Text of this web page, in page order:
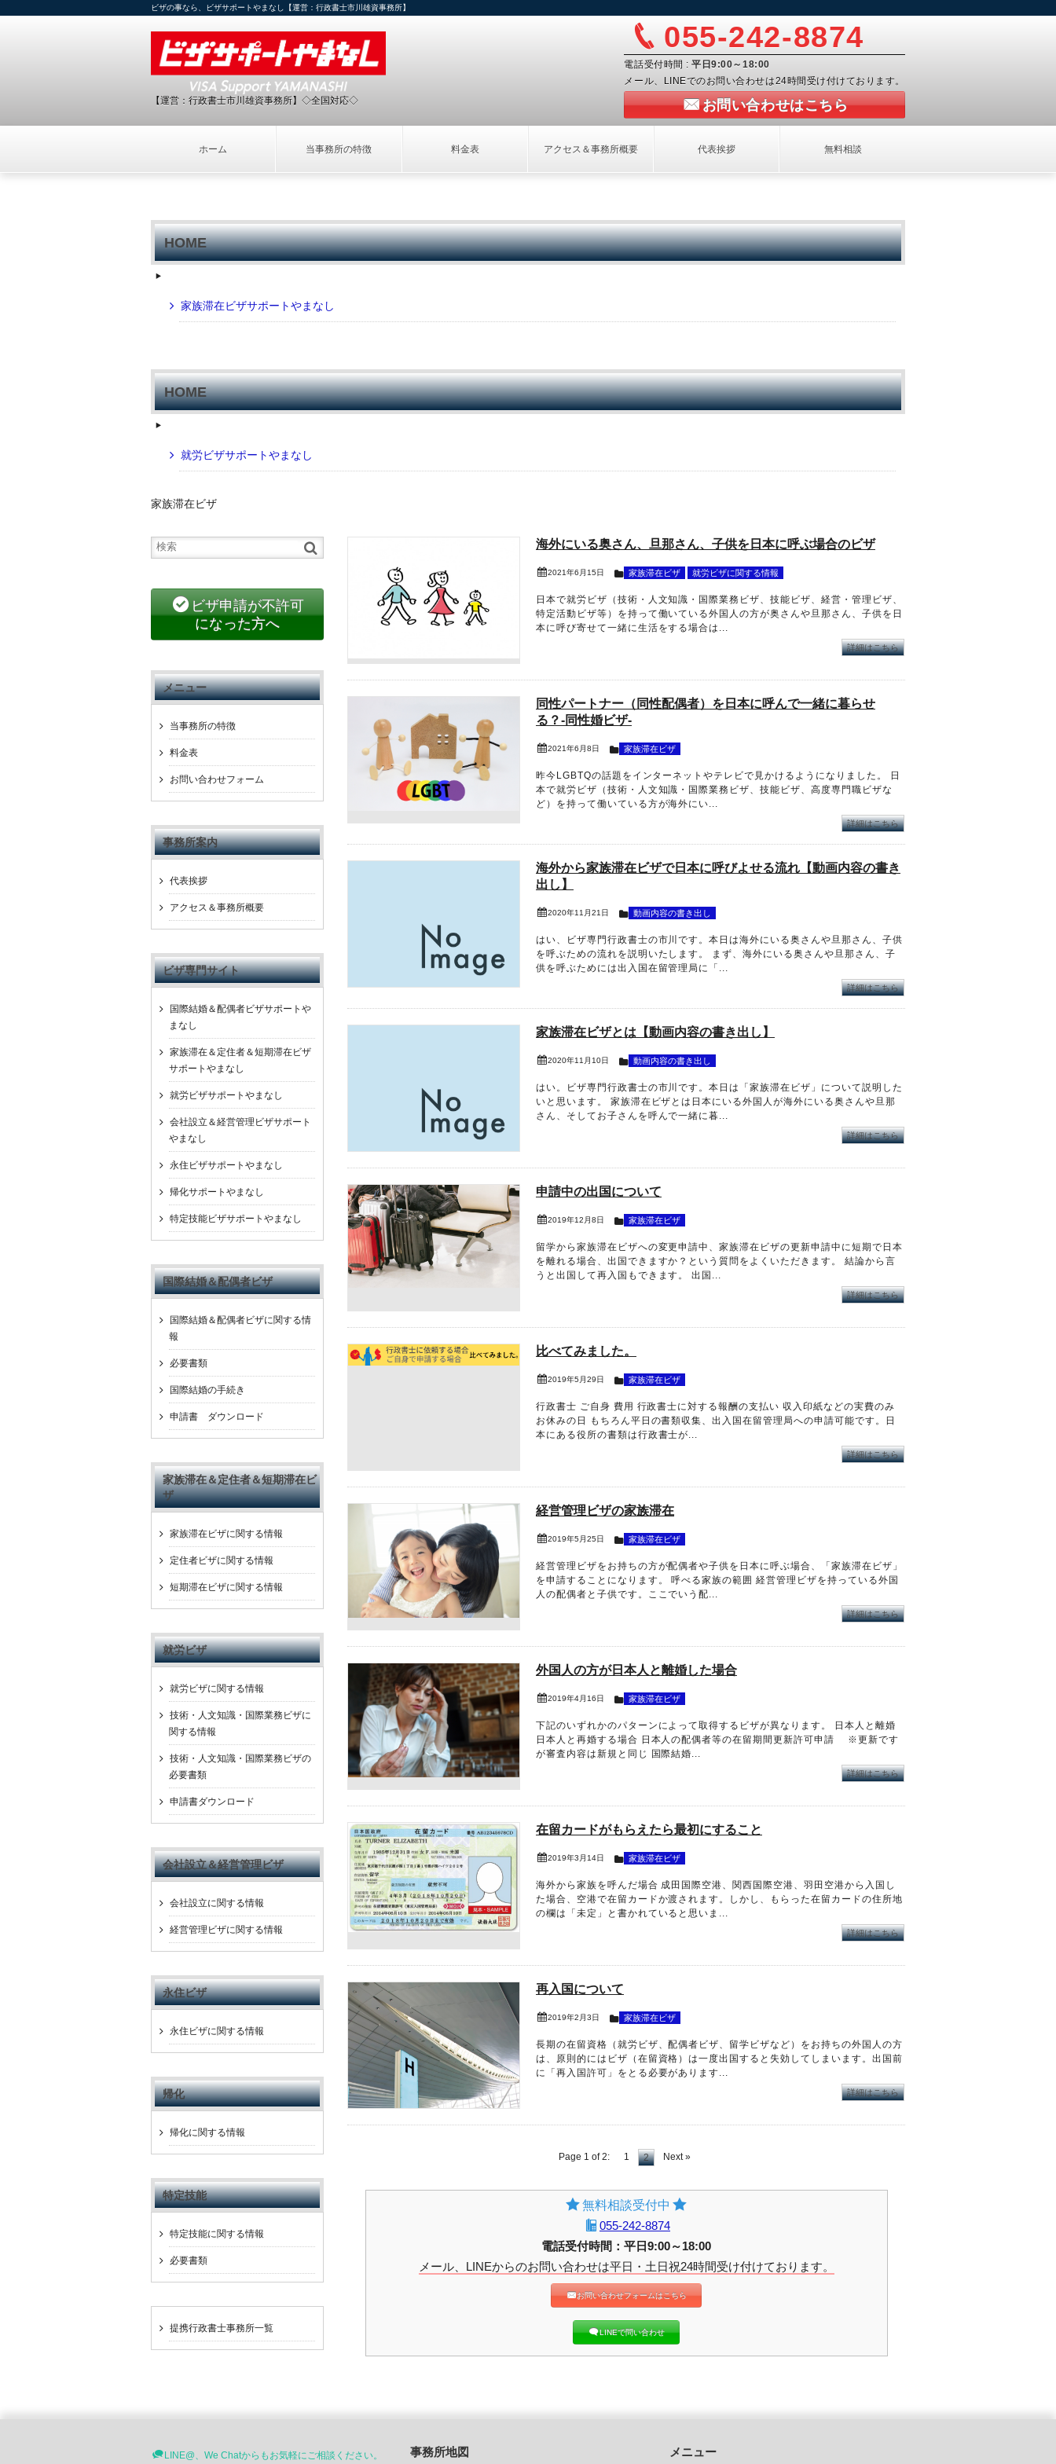
ビザの事なら、ビザサポートやまなし【運営：行政書士市川雄資事務所】
【運営：行政書士市川雄資事務所】◇全国対応◇
055-242-8874
電話受付時間 :平日9:00～18:00
メール、LINEでのお問い合わせは24時間受け付けております。
お問い合わせはこちら
ホーム 当事務所の特徴 料金表 アクセス＆事務所概要 代表挨拶 無料相談
HOME
家族滞在ビザサポートやまなし
HOME
就労ビザサポートやまなし
家族滞在ビザ
海外にいる奥さん、旦那さん、子供を日本に呼ぶ場合のビザ
2021年6月15日 家族滞在ビザ 就労ビザに関する情報
日本で就労ビザ（技術・人文知識・国際業務ビザ、技能ビザ、経営・管理ビザ、
特定活動ビザ等）を持って働いている外国人の方が奥さんや旦那さん、子供を日
本に呼び寄せて一緒に生活をする場合は...
詳細はこちら
同性パートナー（同性配偶者）を日本に呼んで一緒に暮らせ
る？-同性婚ビザ-
2021年6月8日 家族滞在ビザ
昨今LGBTQの話題をインターネットやテレビで見かけるようになりました。 日
本で就労ビザ（技術・人文知識・国際業務ビザ、技能ビザ、高度専門職ビザな
ど）を持って働いている方が海外にい...
詳細はこちら
海外から家族滞在ビザで日本に呼びよせる流れ【動画内容の書き
出し】
2020年11月21日 動画内容の書き出し
はい、ビザ専門行政書士の市川です。本日は海外にいる奥さんや旦那さん、子供
を呼ぶための流れを説明いたします。 まず、海外にいる奥さんや旦那さん、子
供を呼ぶためには出入国在留管理局に「...
詳細はこちら
家族滞在ビザとは【動画内容の書き出し】
2020年11月10日 動画内容の書き出し
はい。ビザ専門行政書士の市川です。本日は「家族滞在ビザ」について説明した
いと思います。 家族滞在ビザとは日本にいる外国人が海外にいる奥さんや旦那
さん、そしてお子さんを呼んで一緒に暮...
詳細はこちら
申請中の出国について
2019年12月8日 家族滞在ビザ
留学から家族滞在ビザへの変更申請中、家族滞在ビザの更新申請中に短期で日本
を離れる場合、出国できますか？という質問をよくいただきます。 結論から言
うと出国して再入国もできます。 出国...
詳細はこちら
比べてみました。
2019年5月29日 家族滞在ビザ
行政書士 ご自身 費用 行政書士に対する報酬の支払い 収入印紙などの実費のみ
お休みの日 もちろん平日の書類収集、出入国在留管理局への申請可能です。日
本にある役所の書類は行政書士が...
詳細はこちら
経営管理ビザの家族滞在
2019年5月25日 家族滞在ビザ
経営管理ビザをお持ちの方が配偶者や子供を日本に呼ぶ場合、「家族滞在ビザ」
を申請することになります。 呼べる家族の範囲 経営管理ビザを持っている外国
人の配偶者と子供です。ここでいう配...
詳細はこちら
外国人の方が日本人と離婚した場合
2019年4月16日 家族滞在ビザ
下記のいずれかのパターンによって取得するビザが異なります。 日本人と離婚
日本人と再婚する場合 日本人の配偶者等の在留期間更新許可申請 ※更新です
が審査内容は新規と同じ 国際結婚...
詳細はこちら
在留カードがもらえたら最初にすること
2019年3月14日 家族滞在ビザ
海外から家族を呼んだ場合 成田国際空港、関西国際空港、羽田空港から入国し
た場合、空港で在留カードか渡されます。しかし、もらった在留カードの住所地
の欄は「未定」と書かれていると思いま...
詳細はこちら
再入国について
2019年2月3日 家族滞在ビザ
長期の在留資格（就労ビザ、配偶者ビザ、留学ビザなど）をお持ちの外国人の方
は、原則的にはビザ（在留資格）は一度出国すると失効してしまいます。出国前
に「再入国許可」をとる必要があります...
詳細はこちら
Page 1 of 2: 1 2 Next »
無料相談受付中
055-242-8874
電話受付時間：平日9:00～18:00
メール、LINEからのお問い合わせは平日・土日祝24時間受け付けております。
お問い合わせフォームはこちら
LINEで問い合わせ
ビザ申請が不許可
になった方へ
メニュー
当事務所の特徴
料金表
お問い合わせフォーム
事務所案内
代表挨拶
アクセス＆事務所概要
ビザ専門サイト
国際結婚＆配偶者ビザサポートや
まなし
家族滞在＆定住者＆短期滞在ビザ
サポートやまなし
就労ビザサポートやまなし
会社設立＆経営管理ビザサポート
やまなし
永住ビザサポートやまなし
帰化サポートやまなし
特定技能ビザサポートやまなし
国際結婚＆配偶者ビザ
国際結婚＆配偶者ビザに関する情
報
必要書類
国際結婚の手続き
申請書 ダウンロード
家族滞在＆定住者＆短期滞在ビ
ザ
家族滞在ビザに関する情報
定住者ビザに関する情報
短期滞在ビザに関する情報
就労ビザ
就労ビザに関する情報
技術・人文知識・国際業務ビザに
関する情報
技術・人文知識・国際業務ビザの
必要書類
申請書ダウンロード
会社設立＆経営管理ビザ
会社設立に関する情報
経営管理ビザに関する情報
永住ビザ
永住ビザに関する情報
帰化
帰化に関する情報
特定技能
特定技能に関する情報
必要書類
提携行政書士事務所一覧
LINE@、We Chatからもお気軽にご相談ください。 事務所地図 メニュー